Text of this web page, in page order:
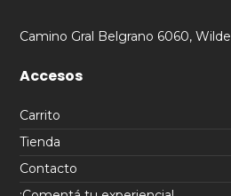
Camino Gral Belgrano 6060, Wilde
Accesos
Carrito
Tienda
Contacto